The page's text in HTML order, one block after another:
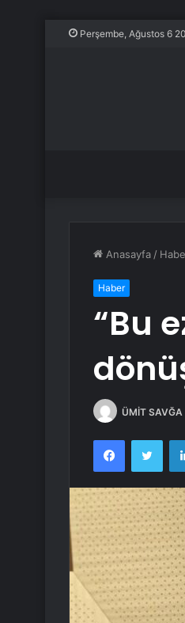
Perşembe, Ağustos 6
Anasayfa /
Haber
“Bu
ÜMİT SAVĞA
Facebook